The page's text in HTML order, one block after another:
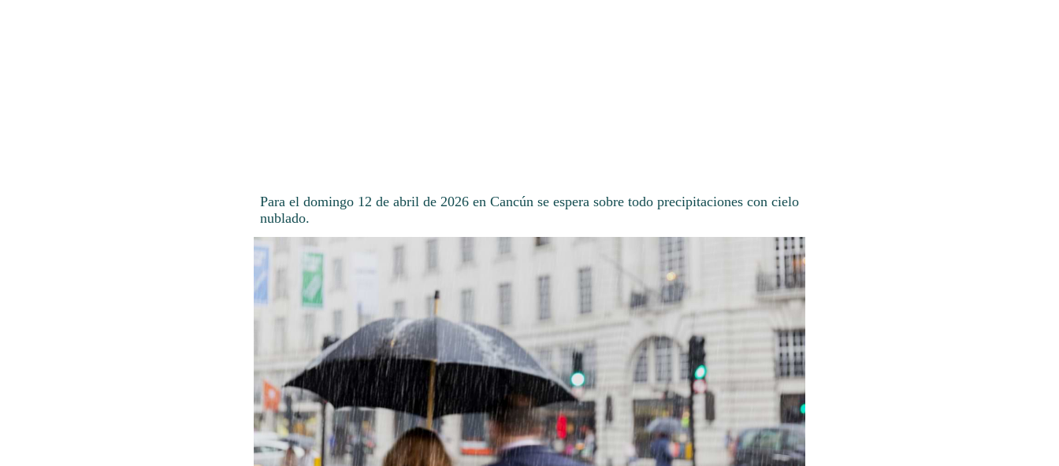
Para el domingo 12 de abril de 2026 en Cancún se espera sobre todo precipitaciones con cielo
nublado.